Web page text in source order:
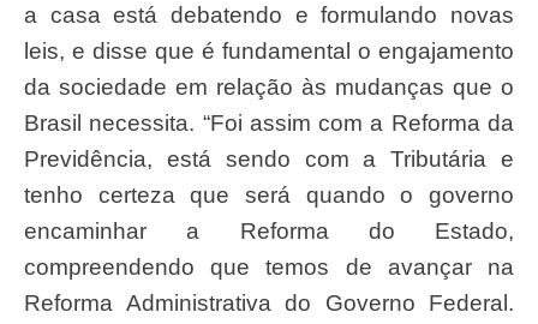
a casa está debatendo e formulando novas
leis, e disse que é fundamental o engajamento
da sociedade em relação às mudanças que o
Brasil necessita. “Foi assim com a Reforma da
Previdência, está sendo com a Tributária e
tenho certeza que será quando o governo
encaminhar a Reforma do Estado,
compreendendo que temos de avançar na
Reforma Administrativa do Governo Federal.